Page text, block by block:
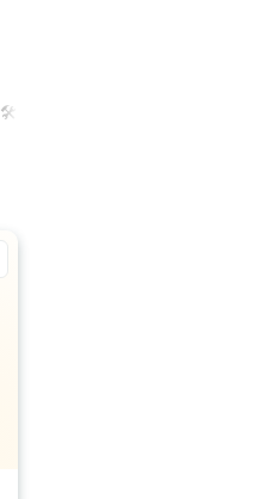
🛠️ Услуга аэрография в Алматы